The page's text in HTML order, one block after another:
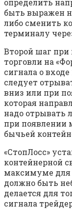
определить
быть выражен
либо сменить
терминалу
Второй шаг при
торговли на
сигнала о
следует
вниз или при
которая
надо отрывать
при появлении
бычьей
«СтопЛосс»
контейнерной
максимуме для
должно быть
делается для
сигнала